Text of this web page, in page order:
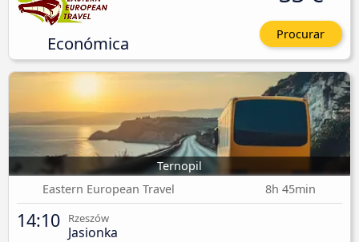
Económica Procurar
Ternopil
Eastern European Travel
8h 45min
14:10 Rzeszów
Jasionka